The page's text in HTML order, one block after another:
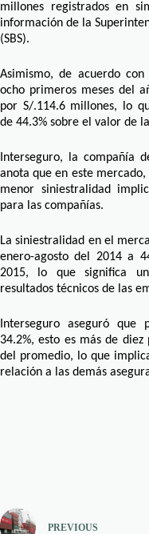
millones registrados en
información de la
(SBS).
Asimismo, de acuerdo
ocho primeros meses del
por S/.114.6 millones, lo
de 44.3% sobre el valor de
Interseguro, la compañía
anota que en este
menor siniestralidad
para las compañías.
La siniestralidad en el
enero-agosto del 2014 a
2015, lo que significa
resultados técnicos de las
Interseguro aseguró que
34.2%, esto es más de
del promedio, lo que
relación a las demás
PREVIOUS